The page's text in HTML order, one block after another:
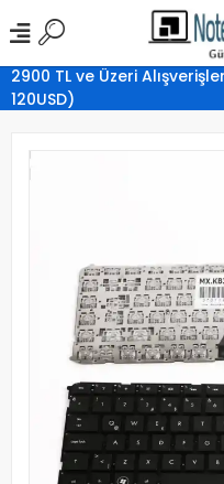
2900 TL ve Üzeri
120USD)